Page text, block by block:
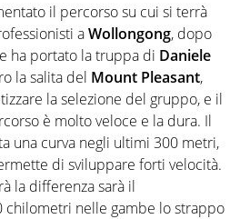
il percorso su cui si terrà
aWollongong, dopo
ha portato la truppa di Daniele
la salita del Mount Pleasant,
la selezione del gruppo, e il
è molto veloce e la dura. Il
una curva negli ultimi 300 metri,
di sviluppare forti velocità.
la differenza sarà il
chilometri nelle gambe lo strappo